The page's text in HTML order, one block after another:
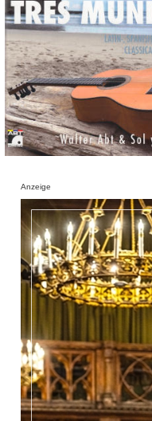
Anzeige